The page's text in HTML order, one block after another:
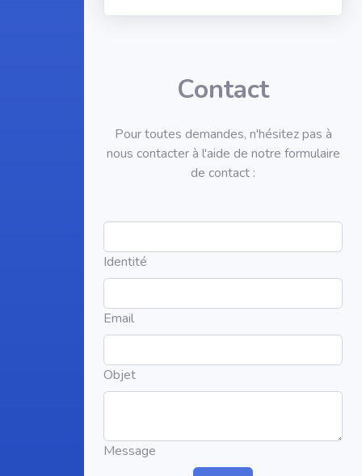
Contact
Pour toutes demandes, n'hésitez pas à
nous contacter à l'aide de notre formulaire
de contact :
Identité
Email
Objet
Message